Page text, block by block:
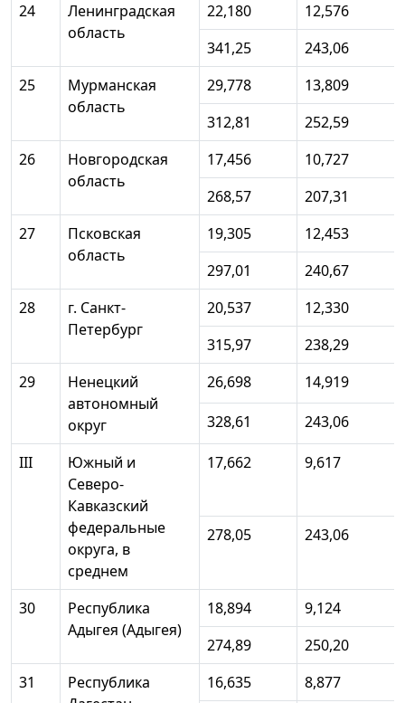
24
Ленинградская
область
22,180
12,576
341,25
243,06
25
Мурманская
область
29,778
13,809
312,81
252,59
26
Новгородская
область
17,456
10,727
268,57
207,31
27
Псковская
область
19,305
12,453
297,01
240,67
28
г. Санкт-
Петербург
20,537
12,330
315,97
238,29
29
Ненецкий
автономный
округ
26,698
14,919
328,61
243,06
III
Южный и
Северо-
Кавказский
федеральные
округа, в
среднем
17,662 9,617
278,05 243,06
30
Республика
Адыгея (Адыгея)
18,894
9,124
274,89
250,20
31
Республика
16,635
8,877